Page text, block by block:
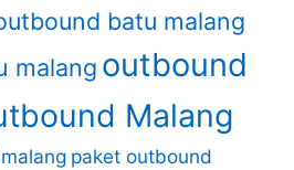
batu malang
malang outbound
Malang
paket outbound